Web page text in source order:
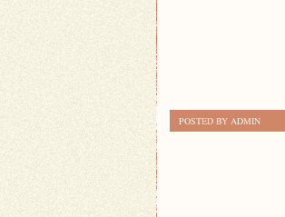
POSTED BY ADMIN